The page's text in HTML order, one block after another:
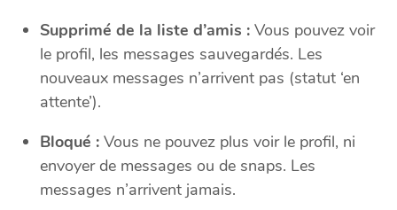
Supprimé de la liste d’amis : Vous pouvez voir
le profil, les messages sauvegardés. Les
nouveaux messages n’arrivent pas (statut ‘en
attente’).
Bloqué : Vous ne pouvez plus voir le profil, ni
envoyer de messages ou de snaps. Les
messages n’arrivent jamais.